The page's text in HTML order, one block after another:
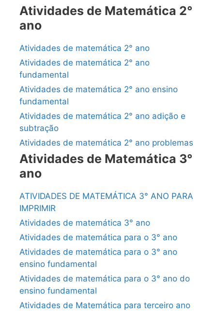
Atividades de Matemática 2°
ano
Atividades de matemática 2° ano
Atividades de matemática 2° ano
fundamental
Atividades de matemática 2° ano ensino
fundamental
Atividades de matemática 2° ano adição e
subtração
Atividades de matemática 2° ano problemas
Atividades de Matemática 3°
ano
ATIVIDADES DE MATEMÁTICA 3° ANO PARA
IMPRIMIR
Atividades de matemática 3° ano
Atividades de matemática para o 3° ano
Atividades de matemática para o 3° ano
ensino fundamental
Atividades de matemática para o 3° ano do
ensino fundamental
Atividades de Matemática para terceiro ano